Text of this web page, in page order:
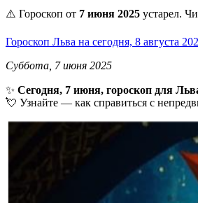
⚠️ Гороскоп от 7 июня 2025 устарел.
Гороскоп Льва на сегодня, 8 августа
Суббота, 7 июня 2025
✨ Сегодня, 7 июня, гороскоп для
💘 Узнайте — как справиться с